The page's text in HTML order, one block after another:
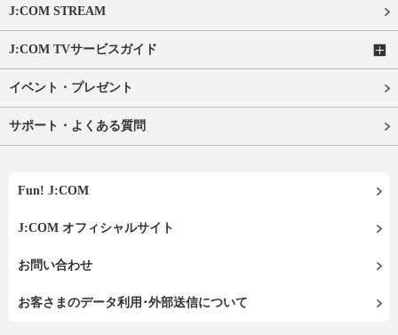
J:COM STREAM
J:COM TVサービスガイド
イベント・プレゼント
サポート・よくある質問
Fun! J:COM
J:COM オフィシャルサイト
お問い合わせ
お客さまのデータ利用･外部送信について